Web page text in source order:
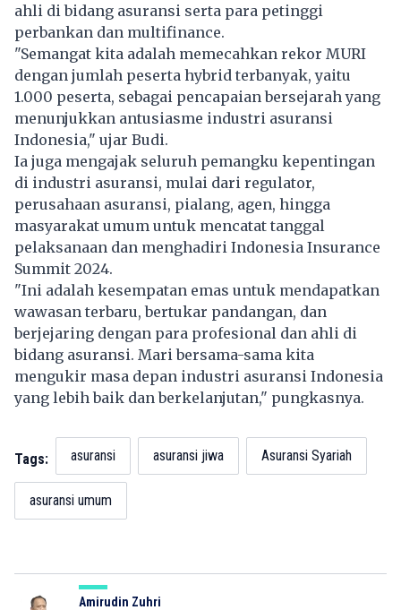
ahli di bidang asuransi serta para petinggi
perbankan dan multifinance.
"Semangat kita adalah memecahkan rekor MURI
dengan jumlah peserta hybrid terbanyak, yaitu
1.000 peserta, sebagai pencapaian bersejarah yang
menunjukkan antusiasme industri asuransi
Indonesia," ujar Budi.
Ia juga mengajak seluruh pemangku kepentingan
di industri asuransi, mulai dari regulator,
perusahaan asuransi, pialang, agen, hingga
masyarakat umum untuk mencatat tanggal
pelaksanaan dan menghadiri Indonesia Insurance
Summit 2024.
"Ini adalah kesempatan emas untuk mendapatkan
wawasan terbaru, bertukar pandangan, dan
berjejaring dengan para profesional dan ahli di
bidang asuransi. Mari bersama-sama kita
mengukir masa depan industri asuransi Indonesia
yang lebih baik dan berkelanjutan," pungkasnya.
Tags: asuransi asuransi jiwa Asuransi Syariah
asuransi umum
Amirudin Zuhri